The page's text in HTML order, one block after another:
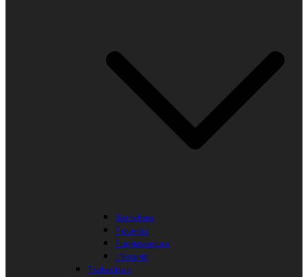
Barcelona
Figueras
Fuerteventura
L’Estartit
Tschechien